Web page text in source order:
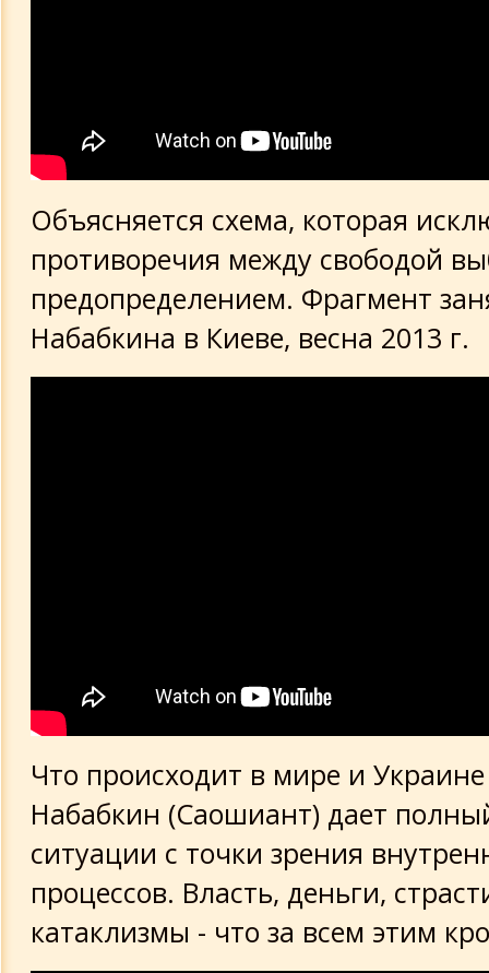
Объясняется схема, которая
противоречия между свободой
предопределением. Фрагмент
Набабкина в Киеве, весна 2013 г.
Что происходит в мире и
Набабкин (Саошиант) дает
ситуации с точки зрения
процессов. Власть, деньги,
катаклизмы - что за всем этим